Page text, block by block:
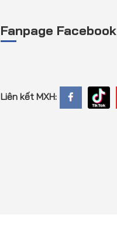
Fanpage Facebook
Liên kết MXH: